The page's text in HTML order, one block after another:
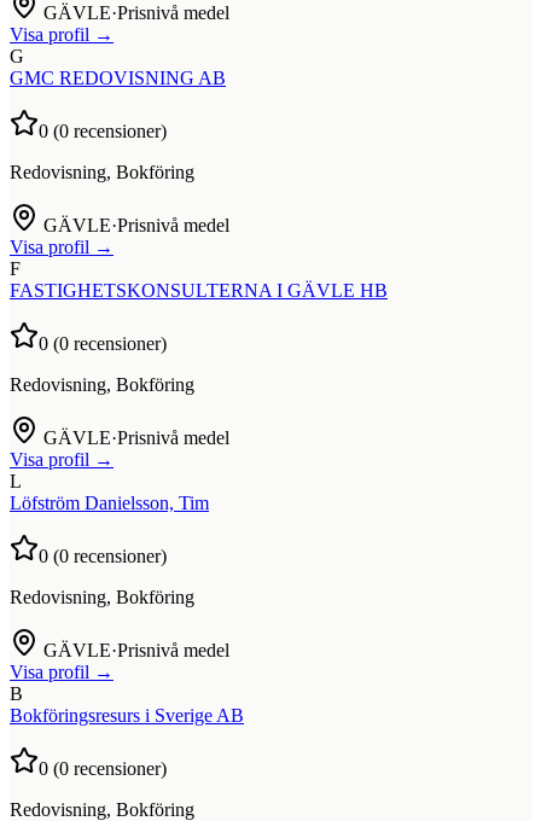
GÄVLE·Prisnivå medel
Visa profil →
G
GMC REDOVISNING AB
0 (0 recensioner)
Redovisning, Bokföring
GÄVLE·Prisnivå medel
Visa profil →
F
FASTIGHETSKONSULTERNA I GÄVLE HB
0 (0 recensioner)
Redovisning, Bokföring
GÄVLE·Prisnivå medel
Visa profil →
L
Löfström Danielsson, Tim
0 (0 recensioner)
Redovisning, Bokföring
GÄVLE·Prisnivå medel
Visa profil →
B
Bokföringsresurs i Sverige AB
0 (0 recensioner)
Redovisning, Bokföring